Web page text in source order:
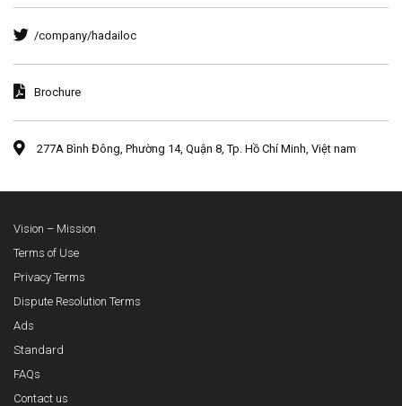
/company/hadailoc
Brochure
277A Bình Đông, Phường 14, Quận 8, Tp. Hồ Chí Minh, Việt nam
Vision – Mission
Terms of Use
Privacy Terms
Dispute Resolution Terms
Ads
Standard
FAQs
Contact us